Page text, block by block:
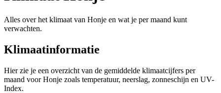
Alles over het klimaat van Honje en wat je per maand kunt
verwachten.
Klimaatinformatie
Hier zie je een overzicht van de gemiddelde klimaatcijfers per
maand voor Honje zoals temperatuur, neerslag, zonneschijn en UV-
Index.